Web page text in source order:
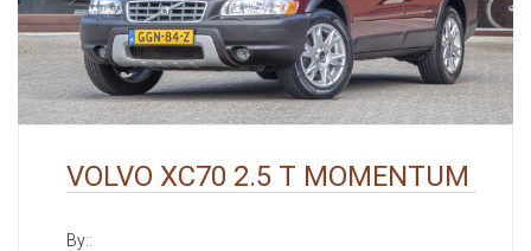
VOLVO XC70 2.5 T MOMENTUM
By::